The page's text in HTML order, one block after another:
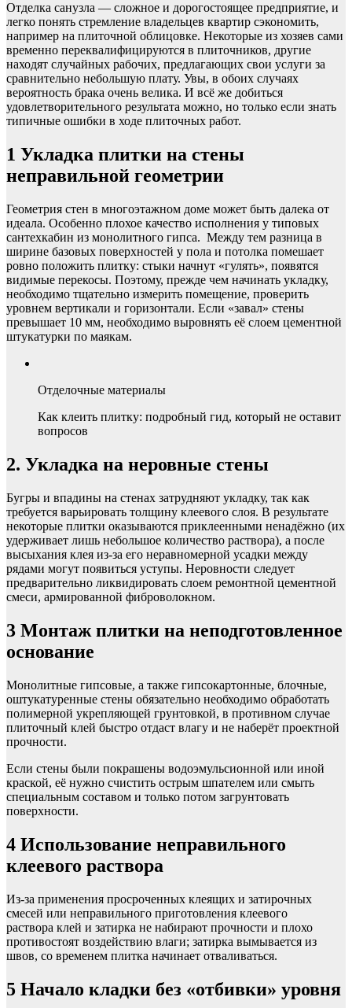
Отделка санузла — сложное и дорогостоящее предприятие, и
легко понять стремление владельцев квартир сэкономить,
например на плиточной облицовке. Некоторые из хозяев сами
временно переквалифицируются в плиточников, другие
находят случайных рабочих, предлагающих свои услуги за
сравнительно небольшую плату. Увы, в обоих случаях
вероятность брака очень велика. И всё же добиться
удовлетворительного результата можно, но только если знать
типичные ошибки в ходе плиточных работ.
1 Укладка плитки на стены
неправильной геометрии
Геометрия стен в многоэтажном доме может быть далека от
идеала. Особенно плохое качество исполнения у типовых
сантехкабин из монолитного гипса. Между тем разница в
ширине базовых поверхностей у пола и потолка помешает
ровно положить плитку: стыки начнут «гулять», появятся
видимые перекосы. Поэтому, прежде чем начинать укладку,
необходимо тщательно измерить помещение, проверить
уровнем вертикали и горизонтали. Если «завал» стены
превышает 10 мм, необходимо выровнять её слоем цементной
штукатурки по маякам.
Отделочные материалы
Как клеить плитку: подробный гид, который не оставит
вопросов
2. Укладка на неровные стены
Бугры и впадины на стенах затрудняют укладку, так как
требуется варьировать толщину клеевого слоя. В результате
некоторые плитки оказываются приклеенными ненадёжно (их
удерживает лишь небольшое количество раствора), а после
высыхания клея из-за его неравномерной усадки между
рядами могут появиться уступы. Неровности следует
предварительно ликвидировать слоем ремонтной цементной
смеси, армированной фиброволокном.
3 Монтаж плитки на неподготовленное
основание
Монолитные гипсовые, а также гипсокартонные, блочные,
оштукатуренные стены обязательно необходимо обработать
полимерной укрепляющей грунтовкой, в противном случае
плиточный клей быстро отдаст влагу и не наберёт проектной
прочности.
Если стены были покрашены водоэмульсионной или иной
краской, её нужно счистить острым шпателем или смыть
специальным составом и только потом загрунтовать
поверхности.
4 Использование неправильного
клеевого раствора
Из-за применения просроченных клеящих и затирочных
смесей или неправильного приготовления клеевого
раствора клей и затирка не набирают прочности и плохо
противостоят воздействию влаги; затирка вымывается из
швов, со временем плитка начинает отваливаться.
5 Начало кладки без «отбивки» уровня